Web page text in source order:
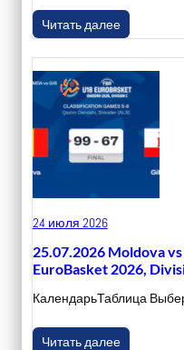
Читать далее
24 июля 2026
25.07.2026 Moldova
EuroBasket 2026,
КалендарьТаблица
Читать далее